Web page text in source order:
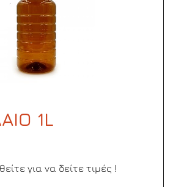
1L
για να δείτε τιμές !